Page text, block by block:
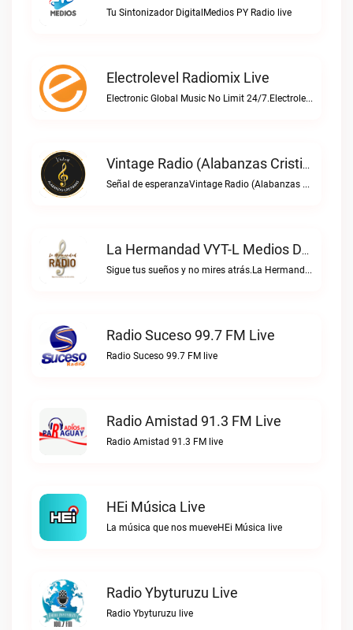
Tu Sintonizador DigitalMedios PY Radio live
Electrolevel Radiomix Live
Electronic Global Music No Limit 24/7.Electrolevel Radiomix live
Vintage Radio (Alabanzas Cristianas) Live
Señal de esperanzaVintage Radio (Alabanzas cristianas) live
La Hermandad VYT-L Medios De Comunicación Live
Sigue tus sueños y no mires atrás.La Hermandad VYT-L Medios de Comunicación live
Radio Suceso 99.7 FM Live
Radio Suceso 99.7 FM live
Radio Amistad 91.3 FM Live
Radio Amistad 91.3 FM live
HEi Música Live
La música que nos mueveHEi Música live
Radio Ybyturuzu Live
Radio Ybyturuzu live